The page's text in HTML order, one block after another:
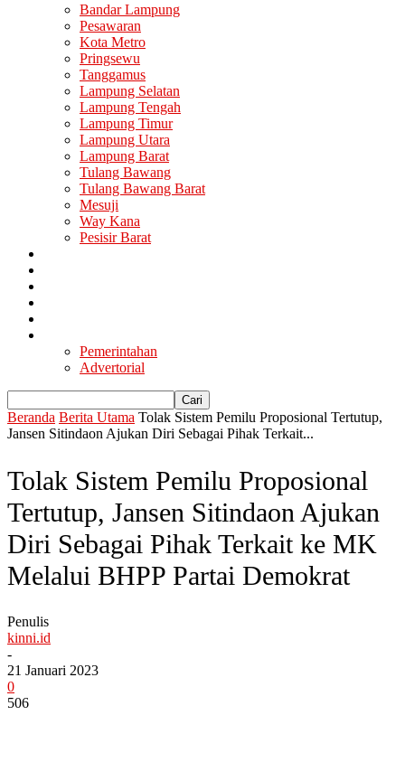
Bandar Lampung
Pesawaran
Kota Metro
Pringsewu
Tanggamus
Lampung Selatan
Lampung Tengah
Lampung Timur
Lampung Utara
Lampung Barat
Tulang Bawang
Tulang Bawang Barat
Mesuji
Way Kana
Pesisir Barat
Pemerintahan
Advertorial
Beranda Berita Utama Tolak Sistem Pemilu Proposional Tertutup,
Jansen Sitindaon Ajukan Diri Sebagai Pihak Terkait...
Tolak Sistem Pemilu Proposional
Tertutup, Jansen Sitindaon Ajukan
Diri Sebagai Pihak Terkait ke MK
Melalui BHPP Partai Demokrat
Penulis
kinni.id
-
21 Januari 2023
0
506